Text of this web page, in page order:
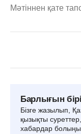
Мәтіннен қате
Барлығын
Бізге жазылып,
қызықты
хабардар